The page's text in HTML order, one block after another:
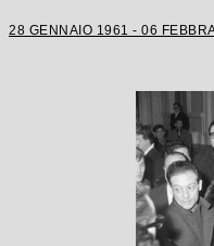
28 GENNAIO 1961 - 06